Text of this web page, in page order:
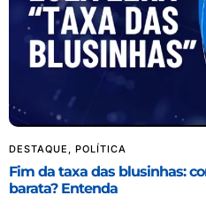
DESTAQUE POLÍTICA
Fim da taxa das blusinhas:
barata? Entenda